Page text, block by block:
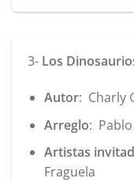
3- Los
Autor: Charly
Arreglo:
Artistas
Fraguela